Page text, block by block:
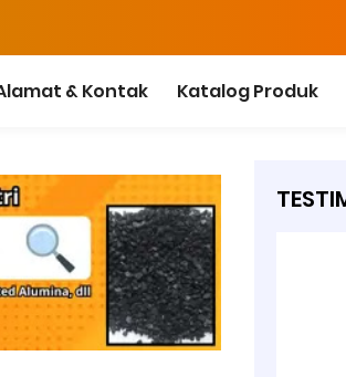
& Kontak Katalog Produk